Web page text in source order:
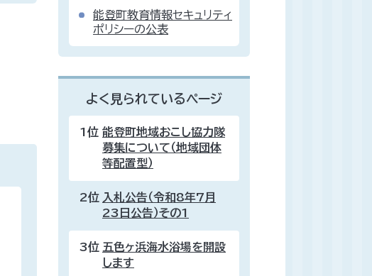
能登町教育情報セキュリティ
ポリシーの公表
よく見られているページ
1位 能登町地域おこし協力隊
募集について（地域団体
等配置型）
2位 入札公告（令和8年7月
23日公告）その1
3位 五色ヶ浜海水浴場を開設
します